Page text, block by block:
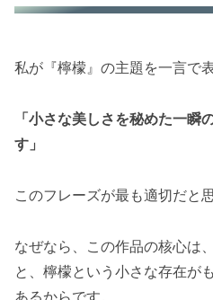
私が『檸檬』の主題を一言で
「小さな美しさを秘めた一瞬
す」
このフレーズが最も適切だと
なぜなら、この作品の核心は
と、檸檬という小さな存在が
あるからです。